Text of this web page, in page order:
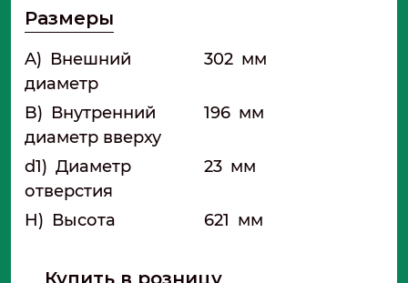
Размеры
A) Внешний
диаметр
302 мм
B) Внутренний
диаметр вверху
196 мм
d1) Диаметр
отверстия
23 мм
H) Высота 621 мм
Купить в розницу